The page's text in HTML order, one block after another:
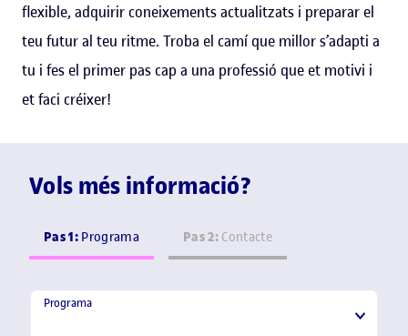
flexible, adquirir coneixements actualitzats i preparar el
teu futur al teu ritme. Troba el camí que millor s’adapti a
tu i fes el primer pas cap a una professió que et motivi i
et faci créixer!
Vols més informació?
Pas 1:Programa Pas 2:Contacte
Programa
Programa